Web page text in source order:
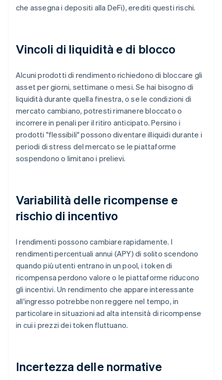
che assegna i depositi alla DeFi), erediti questi rischi.
Vincoli di liquidità e di blocco
Alcuni prodotti di rendimento richiedono di bloccare gli
asset per giorni, settimane o mesi. Se hai bisogno di
liquidità durante quella finestra, o se le condizioni di
mercato cambiano, potresti rimanere bloccato o
incorrere in penali per il ritiro anticipato. Persino i
prodotti "flessibili" possono diventare illiquidi durante i
periodi di stress del mercato se le piattaforme
sospendono o limitano i prelievi.
Variabilità delle ricompense e
rischio di incentivo
I rendimenti possono cambiare rapidamente. I
rendimenti percentuali annui (APY) di solito scendono
quando più utenti entrano in un pool, i token di
ricompensa perdono valore o le piattaforme riducono
gli incentivi. Un rendimento che appare interessante
all'ingresso potrebbe non reggere nel tempo, in
particolare in situazioni ad alta intensità di ricompense
in cui i prezzi dei token fluttuano.
Incertezza delle normative